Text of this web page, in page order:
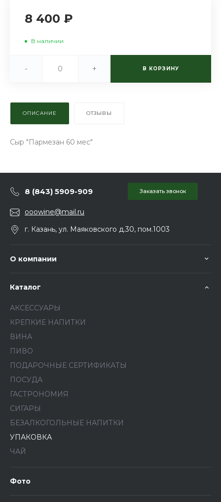
8 400 ₽
В наличии
- + В КОРЗИНУ
ОПИСАНИЕ ОТЗЫВЫ
Сыр "Пармезан 60 мес"
8 (843) 5909-909 Заказать звонок
ooowine@mail.ru
г. Казань, ул. Маяковского д.30, пом.1003
О компании
Каталог
АКСЕССУАРЫ
КРЕПКИЕ НАПИТКИ
ВИНА
ПИВО
ПОДАРОЧНЫЕ СЕРТИФИКАТЫ
ПОСУДА
ГАСТРОНОМИЯ
СИГАРЫ
БЕЗАЛКОГОЛЬНЫЕ НАПИТКИ
УПАКОВКА
ЧАЙ
Фото